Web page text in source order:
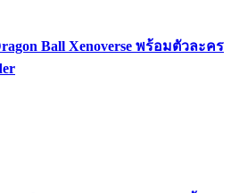
Ball Xenoverse พร้อมตัวละคร